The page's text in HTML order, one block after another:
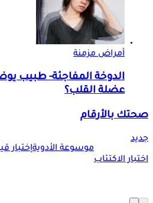
أمراض مزمنة
الدوخة المفاجئة- طبيب
عضلة القلب؟
صحتك بالأرقام
جديد
اختبار الاكتئاب
موسوعة الأدويةإختبار